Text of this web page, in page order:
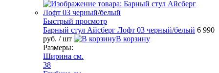
Быстрый просмотр
Барный стул Айсберг Лофт 03 черный/белый 6 990
руб. / шт
В корзину
Размеры:
Ширина см.
38